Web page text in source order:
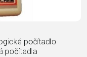
počítadlo
počítadla